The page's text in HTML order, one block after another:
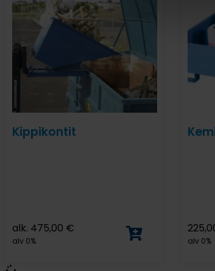
Kippikontit
alk. 475,00 €
alv 0% alv 0%